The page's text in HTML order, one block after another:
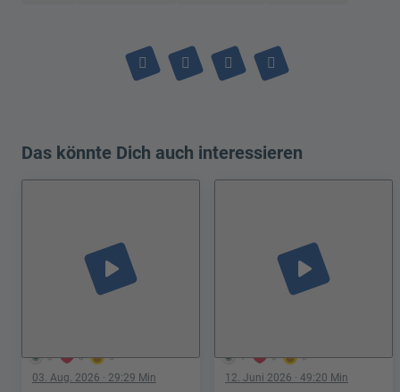
Das könnte Dich auch interessieren
3 0 0
play_arrow
03. Aug. 2026 · 29:29 Min
1 0 0
play_arrow
12. Juni 2026 · 49:20 Min